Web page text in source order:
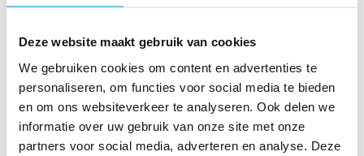
Deze website maakt gebruik van cookies
We gebruiken cookies om content en advertenties te
personaliseren, om functies voor social media te bieden
en om ons websiteverkeer te analyseren. Ook delen we
informatie over uw gebruik van onze site met onze
partners voor social media, adverteren en analyse. Deze
to
Fi
g
ht
C
a